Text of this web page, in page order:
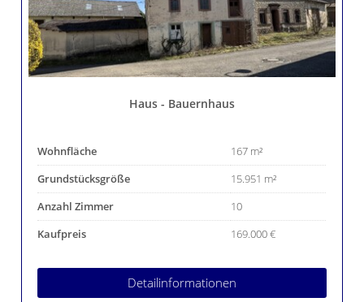
Haus - Bauernhaus
Wohnfläche
167 m²
Grundstücksgröße
15.951 m²
Anzahl Zimmer
10
Kaufpreis
169.000 €
Detailinformationen